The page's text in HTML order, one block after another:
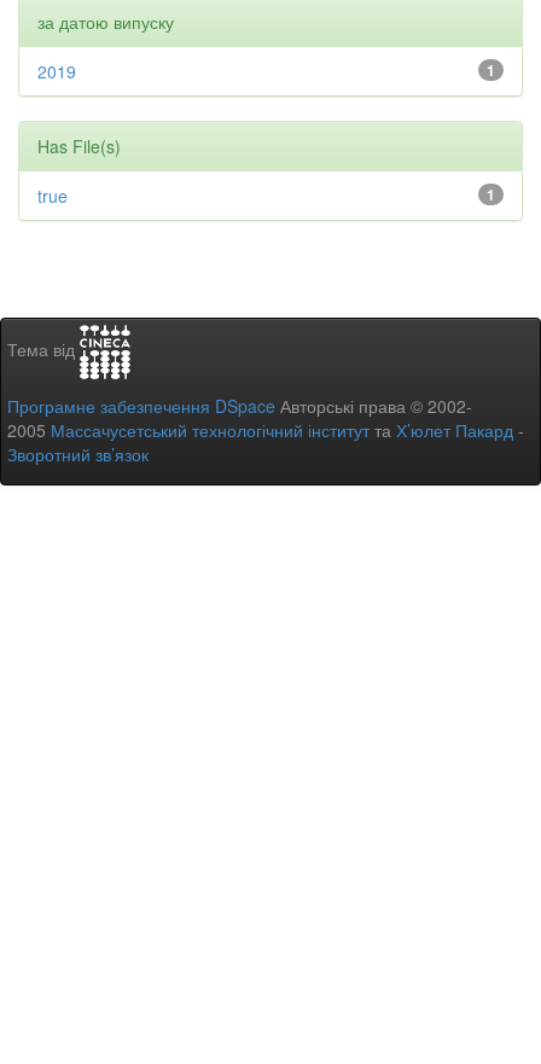
за датою випуску
1
2019
Has File(s)
1
true
Тема від
Програмне забезпечення DSpace Авторські права © 2002-
2005 Массачусетський технологічний інститутта Х’юлет Пакард -
Зворотний зв’язок